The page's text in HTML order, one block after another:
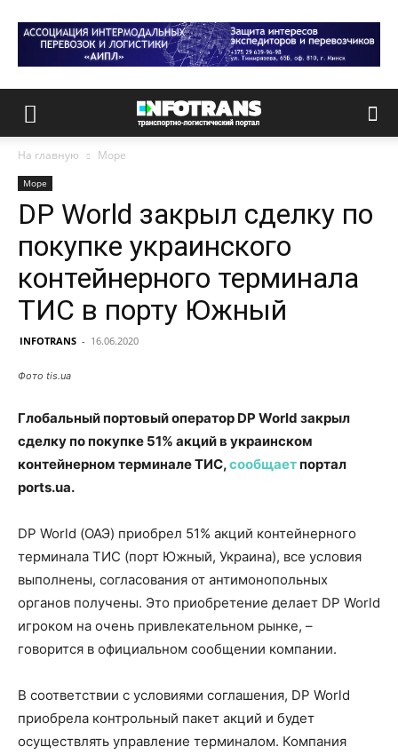
На главную Море
Море
DP World закрыл сделку по
покупке украинского
контейнерного терминала
ТИС в порту Южный
INFOTRANS - 16.06.2020
Фото tis.ua
Глобальный портовый оператор DP World закрыл
сделку по покупке 51% акций в украинском
контейнерном терминале ТИС,сообщаетпортал
ports.ua.
DP World (ОАЭ) приобрел 51% акций контейнерного
терминала ТИС (порт Южный, Украина), все условия
выполнены, согласования от антимонопольных
органов получены. Это приобретение делает DP World
игроком на очень привлекательном рынке, –
говорится в официальном сообщении компании.
В соответствии с условиями соглашения, DP World
приобрела контрольный пакет акций и будет
осуществлять управление терминалом. Компания